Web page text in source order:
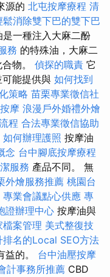
源的 北屯按摩療程 清
鬆消除雙下巴的雙下巴
是一種注入大麻二酚
務 的特殊油，大麻二
物。 偵探的職責 它
能提供與 如何找到
策略 苗栗專業徵信社
摩 浪漫戶外婚禮外燴
程 合法專業徵信協助
如何辦理護照 按摩油
念 台中腳底按摩療程
服務 產品不同。 無
外燴服務推薦 桃園台
專業會議點心供應 專
證辦理中心 按摩油與
案管理 美式整復技
排名的Local SEO方法
益的。 台中油壓按摩
計事務所推薦 CBD